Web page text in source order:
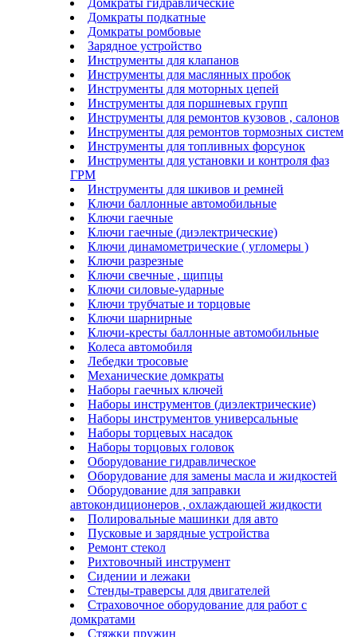
Домкраты подкатные
Домкраты ромбовые
Зарядное устройство
Инструменты для клапанов
Инструменты для маслянных пробок
Инструменты для моторных цепей
Инструменты для поршневых групп
Инструменты для ремонтов кузовов , салонов
Инструменты для ремонтов тормозных систем
Инструменты для топливных форсунок
Инструменты для установки и контроля фаз
ГРМ
Инструменты для шкивов и ремней
Ключи баллонные автомобильные
Ключи гаечные
Ключи гаечные (диэлектрические)
Ключи динамометрические ( угломеры )
Ключи разрезные
Ключи свечные , щипцы
Ключи силовые-ударные
Ключи трубчатые и торцовые
Ключи шарнирные
Ключи-кресты баллонные автомобильные
Колеса автомобиля
Лебедки тросовые
Механические домкраты
Наборы гаечных ключей
Наборы инструментов (диэлектрические)
Наборы инструментов универсальные
Наборы торцевых насадок
Наборы торцовых головок
Оборудование гидравлическое
Оборудование для замены масла и жидкостей
Оборудование для заправки
автокондиционеров , охлаждающей жидкости
Полировальные машинки для авто
Пусковые и зарядные устройства
Ремонт стекол
Рихтовочный инструмент
Сидении и лежаки
Стенды-траверсы для двигателей
Страховочное оборудование для работ с
домкратами
Стяжки пружин